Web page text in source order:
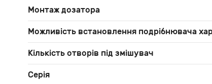
Монтаж дозатора
Можливість встановлення подрібнювача
Кількість отворів під змішувач
Серія